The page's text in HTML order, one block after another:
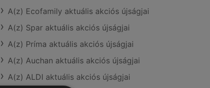
A(z) Ecofamily aktuális akciós újságjai
A(z) Spar aktuális akciós újságjai
A(z) Príma aktuális akciós újságjai
A(z) Auchan aktuális akciós újságjai
A(z) ALDI aktuális akciós újságjai